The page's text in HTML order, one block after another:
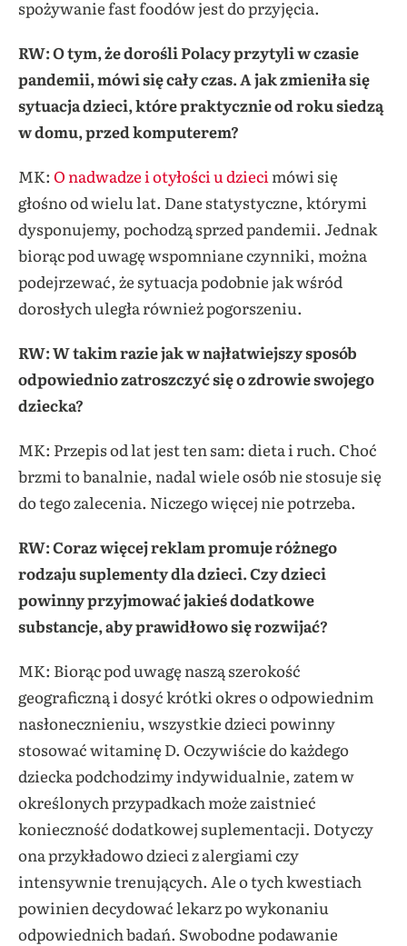
spożywanie fast foodów jest do przyjęcia.
RW: O tym, że dorośli Polacy przytyli w czasie
pandemii, mówi się cały czas. A jak zmieniła się
sytuacja dzieci, które praktycznie od roku siedzą
w domu, przed komputerem?
MK: O nadwadze i otyłości u dzieci mówi się
głośno od wielu lat. Dane statystyczne, którymi
dysponujemy, pochodzą sprzed pandemii. Jednak
biorąc pod uwagę wspomniane czynniki, można
podejrzewać, że sytuacja podobnie jak wśród
dorosłych uległa również pogorszeniu.
RW: W takim razie jak w najłatwiejszy sposób
odpowiednio zatroszczyć się o zdrowie swojego
dziecka?
MK: Przepis od lat jest ten sam: dieta i ruch. Choć
brzmi to banalnie, nadal wiele osób nie stosuje się
do tego zalecenia. Niczego więcej nie potrzeba.
RW: Coraz więcej reklam promuje różnego
rodzaju suplementy dla dzieci. Czy dzieci
powinny przyjmować jakieś dodatkowe
substancje, aby prawidłowo się rozwijać?
MK: Biorąc pod uwagę naszą szerokość
geograficzną i dosyć krótki okres o odpowiednim
nasłonecznieniu, wszystkie dzieci powinny
stosować witaminę D. Oczywiście do każdego
dziecka podchodzimy indywidualnie, zatem w
określonych przypadkach może zaistnieć
konieczność dodatkowej suplementacji. Dotyczy
ona przykładowo dzieci z alergiami czy
intensywnie trenujących. Ale o tych kwestiach
powinien decydować lekarz po wykonaniu
odpowiednich badań. Swobodne podawanie